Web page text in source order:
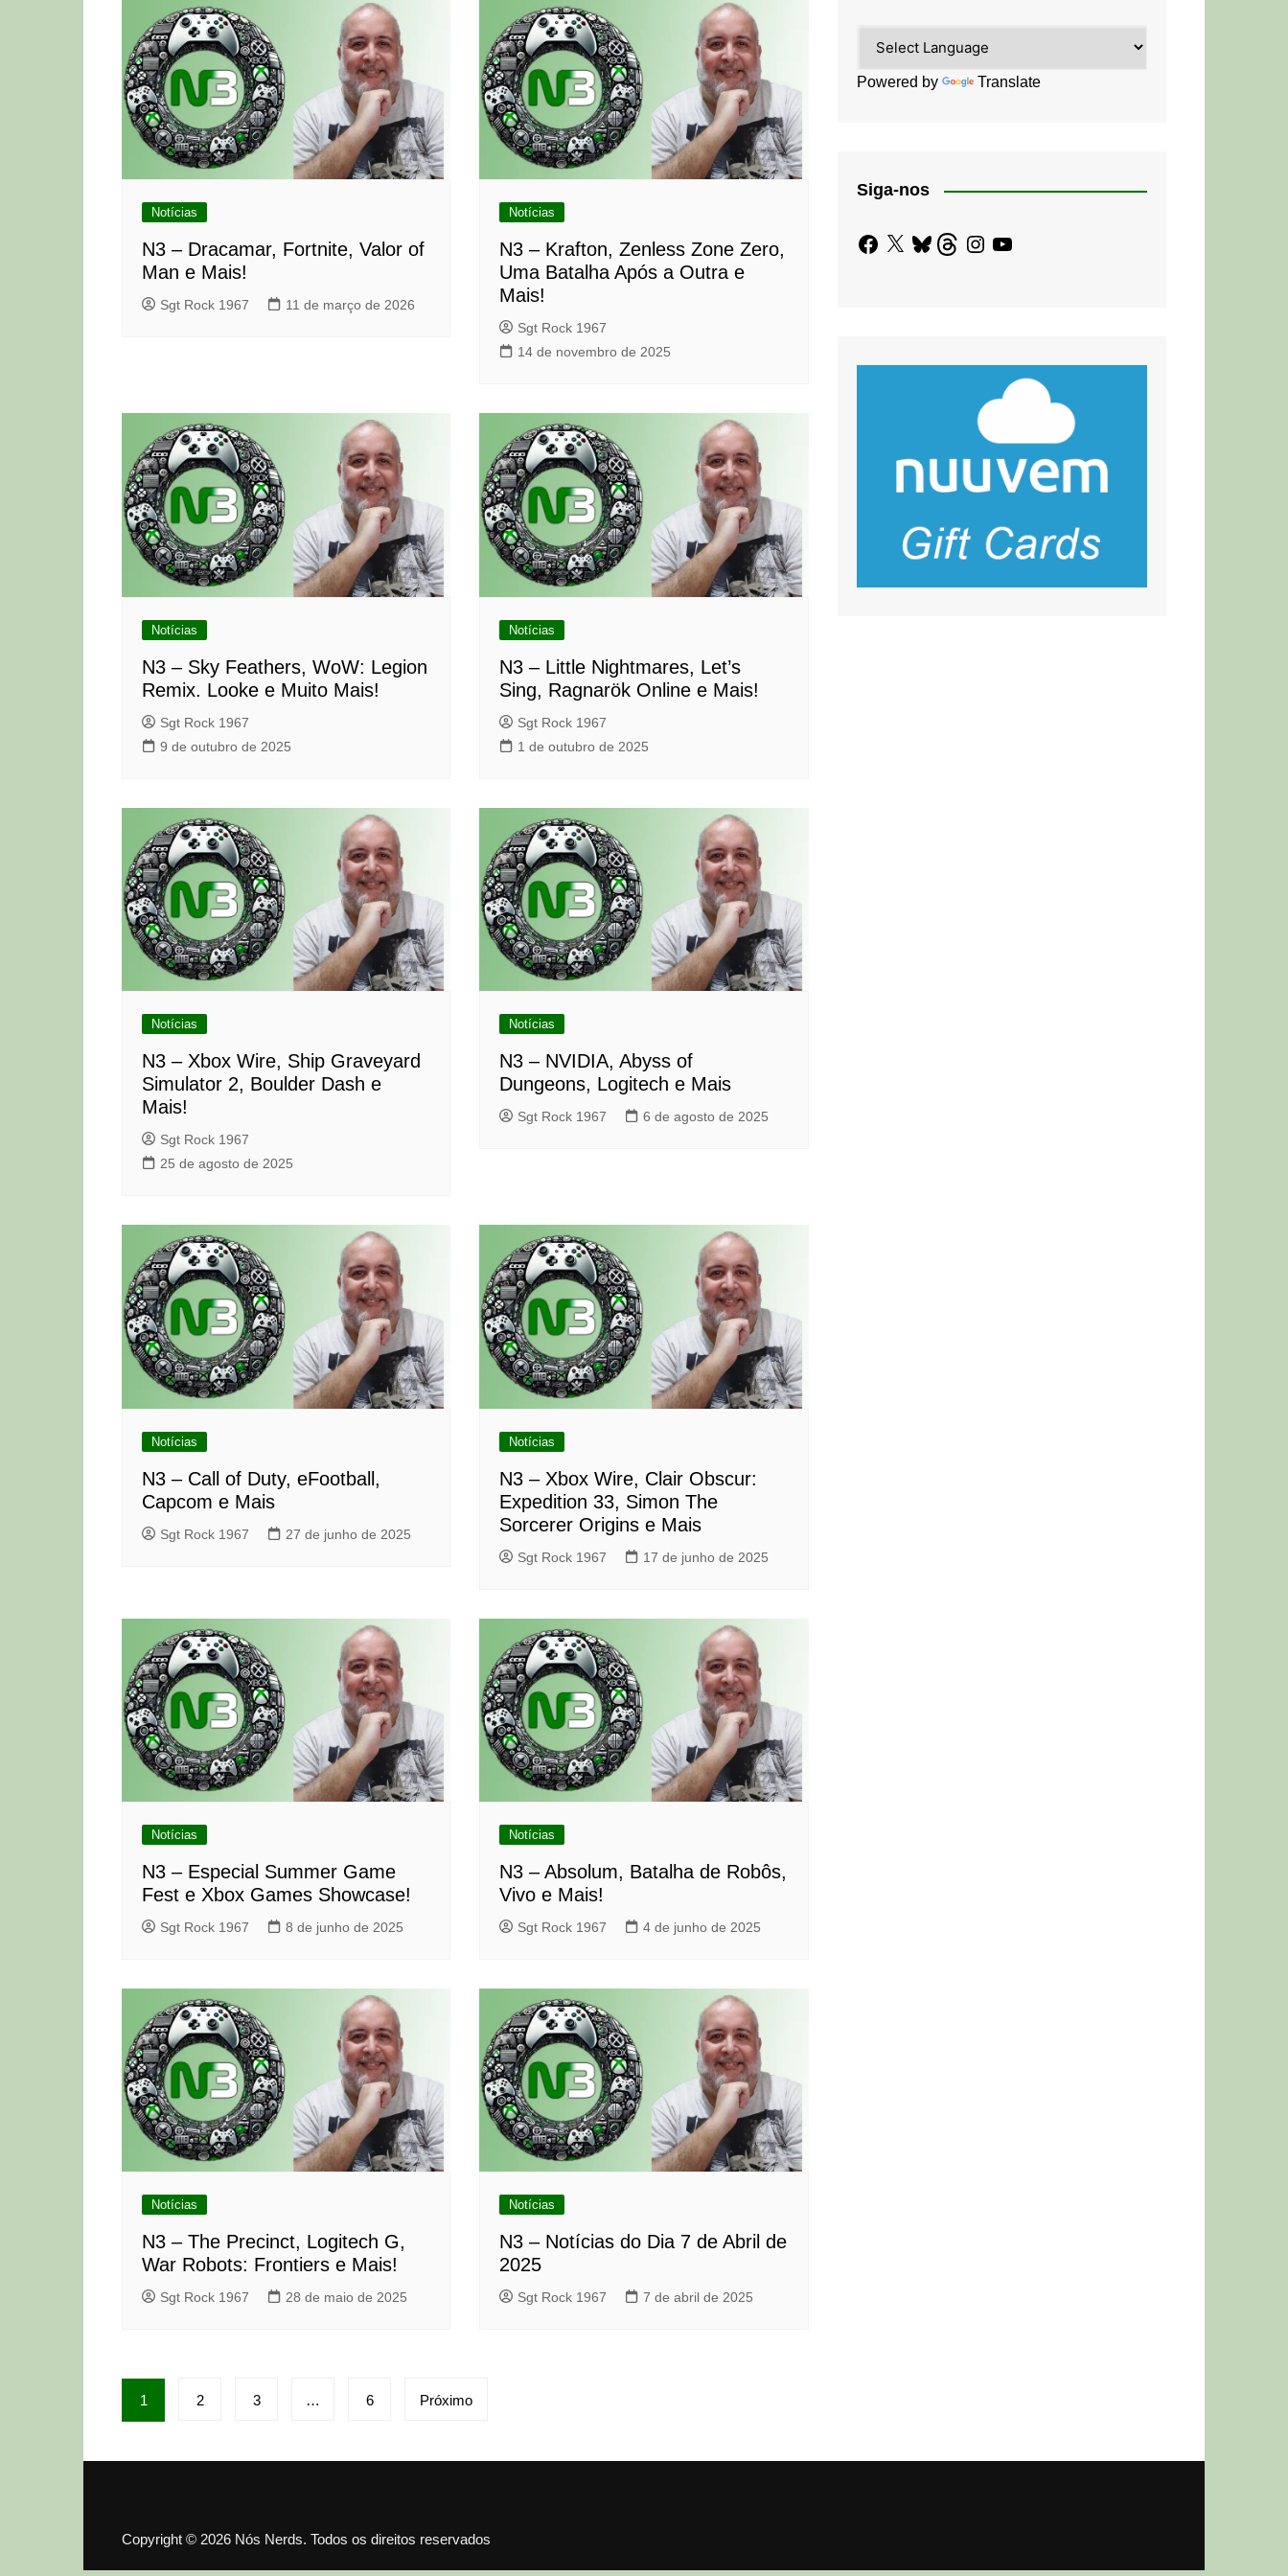
Notícias
N3 – Dracamar, Fortnite, Valor of
Man e Mais!
Sgt Rock 1967 11 de março de 2026
Notícias
N3 – Krafton, Zenless Zone Zero,
Uma Batalha Após a Outra e
Mais!
Sgt Rock 1967
14 de novembro de 2025
Notícias
N3 – Sky Feathers, WoW: Legion
Remix. Looke e Muito Mais!
Sgt Rock 1967
9 de outubro de 2025
Notícias
N3 – Little Nightmares, Let’s
Sing, Ragnarök Online e Mais!
Sgt Rock 1967
1 de outubro de 2025
Notícias
N3 – Xbox Wire, Ship Graveyard
Simulator 2, Boulder Dash e
Mais!
Sgt Rock 1967
25 de agosto de 2025
Notícias
N3 – NVIDIA, Abyss of
Dungeons, Logitech e Mais
Sgt Rock 1967 6 de agosto de 2025
Notícias
N3 – Call of Duty, eFootball,
Capcom e Mais
Sgt Rock 1967 27 de junho de 2025
Notícias
N3 – Xbox Wire, Clair Obscur:
Expedition 33, Simon The
Sorcerer Origins e Mais
Sgt Rock 1967 17 de junho de 2025
Notícias
N3 – Especial Summer Game
Fest e Xbox Games Showcase!
Sgt Rock 1967 8 de junho de 2025
Notícias
N3 – Absolum, Batalha de Robôs,
Vivo e Mais!
Sgt Rock 1967 4 de junho de 2025
Notícias
N3 – The Precinct, Logitech G,
War Robots: Frontiers e Mais!
Sgt Rock 1967 28 de maio de 2025
Notícias
N3 – Notícias do Dia 7 de Abril de
2025
Sgt Rock 1967 7 de abril de 2025
Paginação
de
posts
1 2 3 … 6 Próximo
Powered by Translate
Siga-nos
Facebook
X BlueskyThreadsInstagram
YouTube
Copyright © 2026 Nós Nerds. Todos os direitos reservados